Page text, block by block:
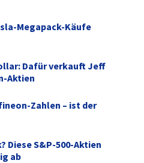
Megapack-Käufe
Dafür verkauft Jeff
Aktien
Zahlen – ist der
Diese S&P-500-Aktien
ab